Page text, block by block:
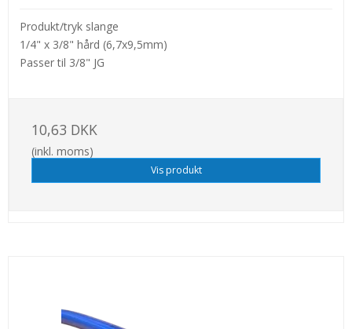
Produkt/tryk slange
1/4" x 3/8" hård (6,7x9,5mm)
Passer til 3/8" JG
10,63 DKK
(inkl. moms)
Vis produkt